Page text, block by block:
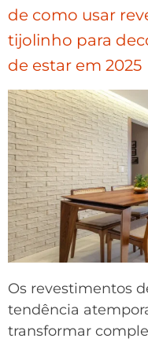
de como usar
tijolinho para
de estar em 2025
Os revestimentos
tendência
transformar